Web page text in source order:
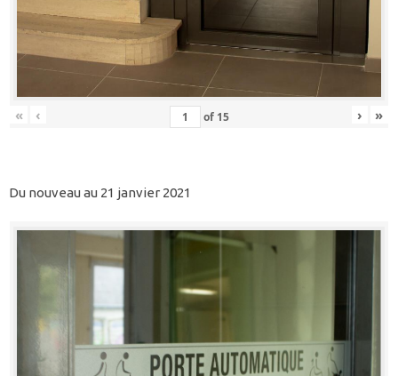
« ‹ of 15 › »
Du nouveau au 21 janvier 2021